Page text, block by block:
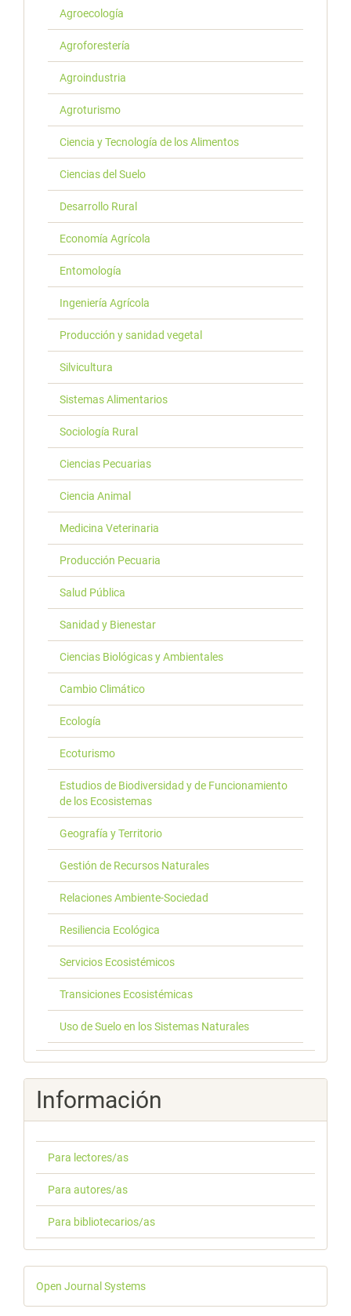
Agroecología
Agroforestería
Agroindustria
Agroturismo
Ciencia y Tecnología de los Alimentos
Ciencias del Suelo
Desarrollo Rural
Economía Agrícola
Entomología
Ingeniería Agrícola
Producción y sanidad vegetal
Silvicultura
Sistemas Alimentarios
Sociología Rural
Ciencias Pecuarias
Ciencia Animal
Medicina Veterinaria
Producción Pecuaria
Salud Pública
Sanidad y Bienestar
Ciencias Biológicas y Ambientales
Cambio Climático
Ecología
Ecoturismo
Estudios de Biodiversidad y de Funcionamiento
de los Ecosistemas
Geografía y Territorio
Gestión de Recursos Naturales
Relaciones Ambiente-Sociedad
Resiliencia Ecológica
Servicios Ecosistémicos
Transiciones Ecosistémicas
Uso de Suelo en los Sistemas Naturales
Información
Para lectores/as
Para autores/as
Para bibliotecarios/as
Desarrollado
por
Open Journal Systems